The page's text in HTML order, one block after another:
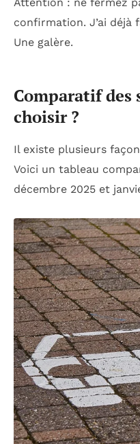
confirmation. J’ai déjà
Une galère.
Comparatif des
choisir ?
Il existe plusieurs
Voici un tableau
décembre 2025 et